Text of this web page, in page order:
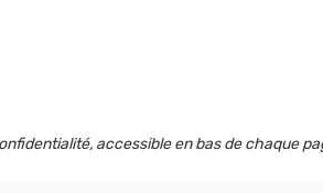
accessible en bas de chaque